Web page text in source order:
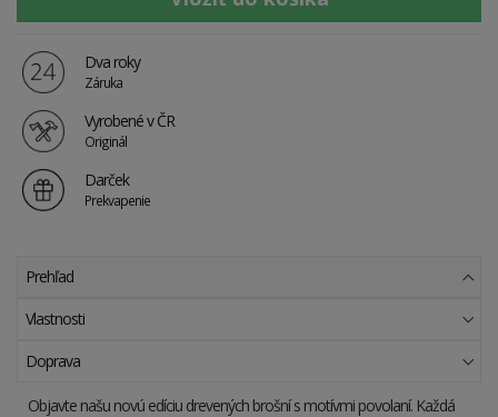
Dva roky
Záruka
Vyrobené v ČR
Originál
Darček
Prekvapenie
Prehľad
Vlastnosti
Doprava
Objavte našu novú edíciu drevených brošní s motívmi povolaní. Každá